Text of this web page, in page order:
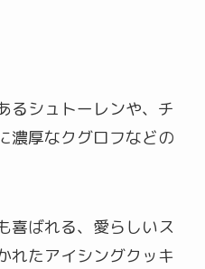
るシュトーレンや、チ
濃厚なクグロフなどの
喜ばれる、愛らしいス
れたアイシングクッキ